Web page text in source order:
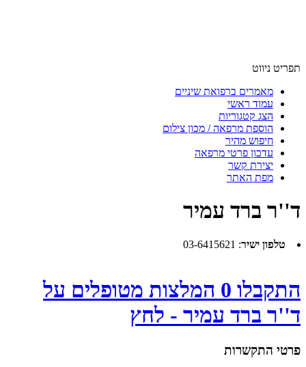
תפריט ניווט
מאמרים ברפואת שיניים
עמוד ראשי
הצג קטגוריות
הוספת מרפאה / מכון צילום
חיפוש מהיר
עדכון פרטי מרפאה
יצירת קשר
מפת האתר
ד''ר ברד עמיר
טלפון ישיר:
03-6415621
התקבלו 0 המלצות מטופלים על
ד''ר ברד עמיר - לחץ
פרטי התקשרות